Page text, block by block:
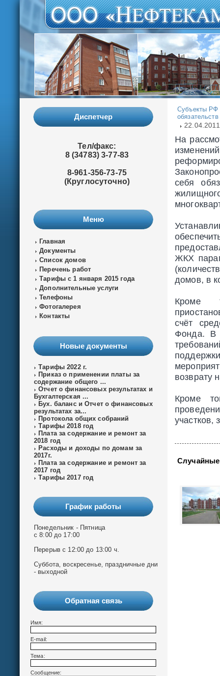
Диспетчер
Тел/факс:
8 (34783) 3-77-83
8-961-356-73-75
(Круглосуточно)
Меню
Главная
Документы
Список домов
Перечень работ
Тарифы с 1 января 2015 года
Дополнительные услуги
Телефоны
Фотогалерея
Контакты
Новые документы
Тарифы 2022 г.
Приказ о применении платы за
содержание общего ...
Отчет о финансовых результатах и
Бухгалтерская ...
Бух. баланс и Отчет о финансовых
результатах за...
Протокола общих собраний
Тарифы 2018 год
Плата за содержание и ремонт за
2018 год
Расходы и доходы по домам за
2017г.
Плата за содержание и ремонт за
2017 год
Тарифы 2017 год
График работы
Понедельник - Пятница
с 8:00 до 17:00
Перерыв с 12:00 до 13:00 ч.
Суббота, воскресенье, праздничные дни
- выходной
Обратная связь
Имя:
E-mail:
Тема:
Сообщение:
Субъекты РФ
обязательств
22.04.2011
На
себя
ЖКХ
домов, в
Кроме
счёт
Фонда. В
возврату
Кроме
участков,